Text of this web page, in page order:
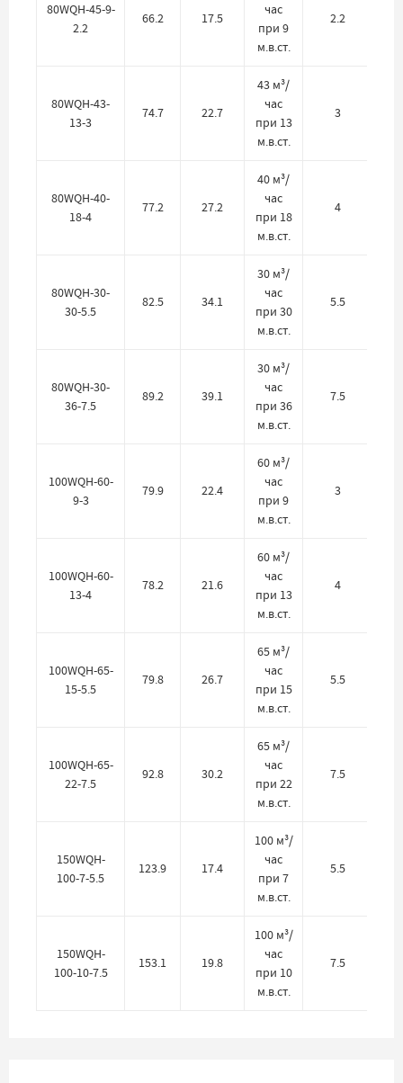
80WQH-45-9-
2.2
66.2 17.5
час
при 9
м.в.ст.
2.2
80WQH-43-
13-3
74.7 22.7
43 м³/
час
при 13
м.в.ст.
3
80WQH-40-
18-4
77.2 27.2
40 м³/
час
при 18
м.в.ст.
4
80WQH-30-
30-5.5
82.5 34.1
30 м³/
час
при 30
м.в.ст.
5.5
80WQH-30-
36-7.5
89.2 39.1
30 м³/
час
при 36
м.в.ст.
7.5
100WQH-60-
9-3
79.9 22.4
60 м³/
час
при 9
м.в.ст.
3
100WQH-60-
13-4
78.2 21.6
60 м³/
час
при 13
м.в.ст.
4
100WQH-65-
15-5.5
79.8 26.7
65 м³/
час
при 15
м.в.ст.
5.5
100WQH-65-
22-7.5
92.8 30.2
65 м³/
час
при 22
м.в.ст.
7.5
150WQH-
100-7-5.5
123.9 17.4
100 м³/
час
при 7
м.в.ст.
5.5
150WQH-
100-10-7.5
153.1 19.8
100 м³/
час
при 10
м.в.ст.
7.5